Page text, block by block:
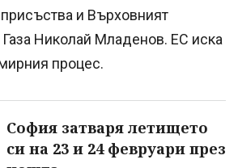
и Върховният
Газа Николай Младенов. ЕС иска
процес.
София затваря летището
си на 23 и 24 февруари през